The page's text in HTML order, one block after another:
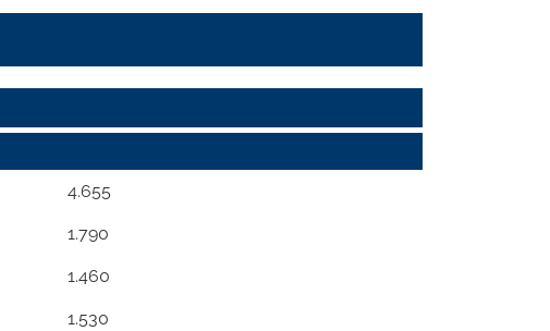
4.655
1.790
1.460
1.530